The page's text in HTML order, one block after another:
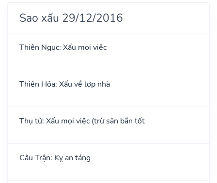
Sao xấu 29/12/2016
Thiên Ngục: Xấu mọi việc
Thiên Hỏa: Xấu về lợp nhà
Thụ tử: Xấu mọi việc (trừ săn bắn tốt
Câu Trận: Kỵ an táng